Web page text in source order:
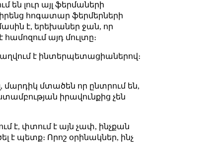
են լուր այլ ֆերմաների
իրենց հոգատար ֆերմերների
է, երեխաներ ջան, որ
այդ մուլտը։
է ինտերպետացիաներով։
մարդիկ մտածեն որ ընտրում են,
իրավունքից չեն
է, փտում է այն չափ, ինչքան
է պետք։ Որոշ օրինակներ, ինչ